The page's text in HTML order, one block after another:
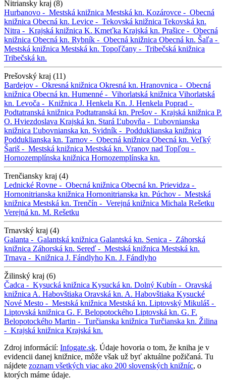
Nitriansky kraj (8)
Hurbanovo - Mestská knižnica Mestská kn. Kozárovce - Obecná
knižnica Obecná kn. Levice - Tekovská knižnica Tekovská kn.
Nitra - Krajská knižnica K. Kmeťka Krajská kn. Prašice - Obecná
knižnica Obecná kn. Rybník - Obecná knižnica Obecná kn. Šaľa -
Mestská knižnica Mestská kn. Topoľčany - Tribečská knižnica
Tribečská kn.
Prešovský kraj (11)
Bardejov - Okresná knižnica Okresná kn. Hranovnica - Obecná
knižnica Obecná kn. Humenné - Vihorlatská knižnica Vihorlatská
kn. Levoča - Knižnica J. Henkela Kn. J. Henkela Poprad -
Podtatranská knižnica Podtatranská kn. Prešov - Krajská knižnica P.
O. Hviezdoslava Krajská kn. Stará Ľubovňa - Ľubovnianska
knižnica Ľubovnianska kn. Svidník - Podduklianska knižnica
Podduklianska kn. Tarnov - Obecná knižnica Obecná kn. Veľký
Šariš - Mestská knižnica Mestská kn. Vranov nad Topľou -
Hornozemplínska knižnica Hornozemplínska kn.
Trenčiansky kraj (4)
Lednické Rovne - Obecná knižnica Obecná kn. Prievidza -
Hornonitrianska knižnica Hornonitrianska kn. Púchov - Mestská
knižnica Mestská kn. Trenčín - Verejná knižnica Michala Rešetku
Verejná kn. M. Rešetku
Trnavský kraj (4)
Galanta - Galantská knižnica Galantská kn. Senica - Záhorská
knižnica Záhorská kn. Sereď - Mestská knižnica Mestská kn.
Trnava - Knižnica J. Fándlyho Kn. J. Fándlyho
Žilinský kraj (6)
Čadca - Kysucká knižnica Kysucká kn. Dolný Kubín - Oravská
knižnica A. Habovštiaka Oravská kn. A. Habovštiaka Kysucké
Nové Mesto - Mestská knižnica Mestská kn. Liptovský Mikuláš -
Liptovská knižnica G. F. Belopotockého Liptovská kn. G. F.
Belopotockého Martin - Turčianska knižnica Turčianska kn. Žilina
- Krajská knižnica Krajská kn.
Zdroj informácií: Infogate.sk. Údaje hovoria o tom, že kniha je v
evidencii danej knižnice, môže však už byť aktuálne požičaná. Tu
nájdete zoznam všetkých viac ako 200 slovenských knižníc, o
ktorých máme údaje.